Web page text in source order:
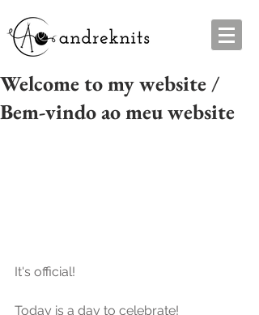
Welcome to my website /
Bem-vindo ao meu website
It's official!
Today is a day to celebrate!